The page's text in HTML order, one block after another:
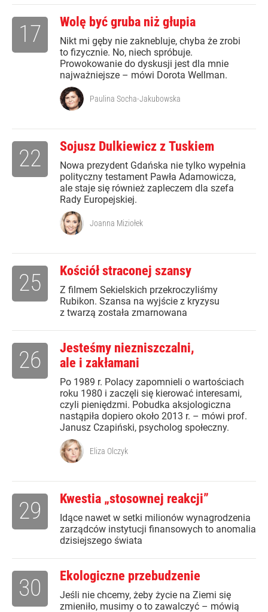
Wolę być gruba niż głupia
Nikt mi gęby nie zaknebluje, chyba że zrobi
to fizycznie. No, niech spróbuje.
Prowokowanie do dyskusji jest dla mnie
najważniejsze – mówi Dorota Wellman.
17
Paulina Socha-Jakubowska
Sojusz Dulkiewicz z Tuskiem
Nowa prezydent Gdańska nie tylko wypełnia
polityczny testament Pawła Adamowicza,
ale staje się również zapleczem dla szefa
Rady Europejskiej.
22
Joanna Miziołek
Kościół straconej szansy
Z filmem Sekielskich przekroczyliśmy
Rubikon. Szansa na wyjście z kryzysu
z twarzą została zmarnowana
25
Jesteśmy niezniszczalni,
ale i zakłamani
Po 1989 r. Polacy zapomnieli o wartościach
roku 1980 i zaczęli się kierować interesami,
czyli pieniędzmi. Pobudka aksjologiczna
nastąpiła dopiero około 2013 r. – mówi prof.
Janusz Czapiński, psycholog społeczny.
26
Eliza Olczyk
Kwestia „stosownej reakcji”
Idące nawet w setki milionów wynagrodzenia
zarządców instytucji finansowych to anomalia
dzisiejszego świata
29
Ekologiczne przebudzenie
Jeśli nie chcemy, żeby życie na Ziemi się
zmieniło, musimy o to zawalczyć – mówią
30